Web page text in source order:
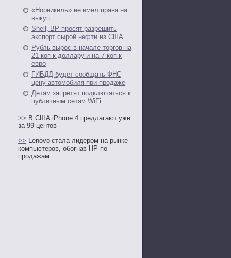
«Норникель» не имел права на
выкуп
Shell, BP просят разрешить
экспорт сырой нефти из США
Рубль вырос в начале торгов на
21 коп к доллару и на 7 коп к
евро
ГИБДД будет сообщать ФНС
цену автомобиля при продаже
Детям запретят подключаться к
публичным сетям WiFi
>> В США iPhone 4 предлагают уже
за 99 центов
>> Lenovo стала лидером на рынке
компьютеров, обогнав HP по
продажам